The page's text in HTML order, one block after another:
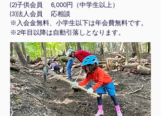
(2)子供会員 6,000円（中学生以上）
(3)法人会員 応相談
※入会金無料、小学生以下は年会費無料です。
※2年目以降は自動引落しとなります。